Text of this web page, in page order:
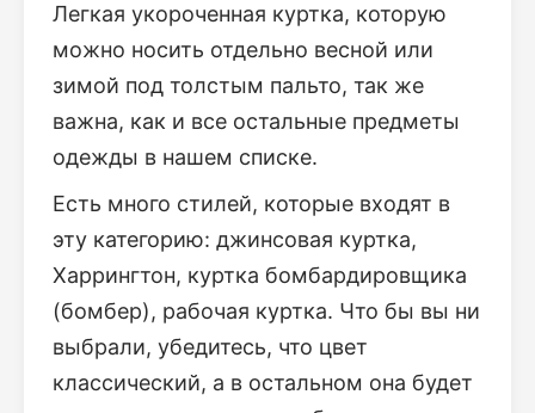
Легкая укороченная куртка, которую
можно носить отдельно весной или
зимой под толстым пальто, так же
важна, как и все остальные предметы
одежды в нашем списке.
Есть много стилей, которые входят в
эту категорию: джинсовая куртка,
Харрингтон, куртка бомбардировщика
(бомбер), рабочая куртка. Что бы вы ни
выбрали, убедитесь, что цвет
классический, а в остальном она будет